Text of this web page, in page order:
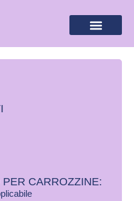
CARROZZINE: